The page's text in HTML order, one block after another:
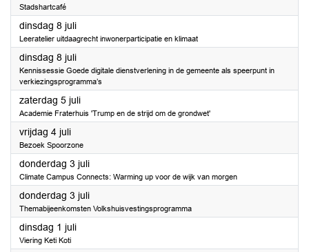
Stadshartcafé
dinsdag 8 juli2025
Leeratelier uitdaagrecht inwonerparticipatie en klimaat
dinsdag 8 juli2025
Kennissessie Goede digitale dienstverlening in de gemeente als speerpunt in
verkiezingsprogramma’s
zaterdag 5 juli2025
Academie Fraterhuis 'Trump en de strijd om de grondwet'
vrijdag 4 juli2025
Bezoek Spoorzone
donderdag 3 juli2025
Climate Campus Connects: Warming up voor de wijk van morgen
donderdag 3 juli2025
Themabijeenkomsten Volkshuisvestingsprogramma
dinsdag 1 juli2025
Viering Keti Koti